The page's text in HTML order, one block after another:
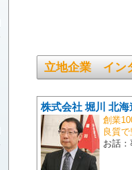
立地企業 イン
株式会社 堀川 北
創業
良質
お話